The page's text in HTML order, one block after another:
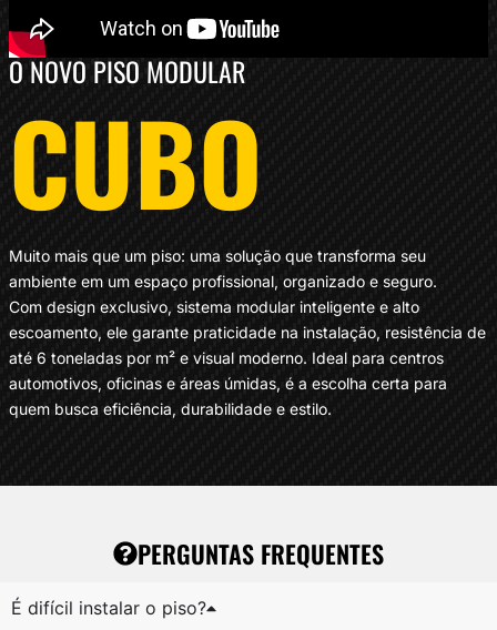
O NOVO PISO MODULAR
CUBO
Muito mais que um piso: uma solução que transforma seu
ambiente em um espaço profissional, organizado e seguro.
Com design exclusivo, sistema modular inteligente e alto
escoamento, ele garante praticidade na instalação, resistência de
até 6 toneladas por m² e visual moderno. Ideal para centros
automotivos, oficinas e áreas úmidas, é a escolha certa para
quem busca eficiência, durabilidade e estilo.
PERGUNTAS FREQUENTES
É difícil instalar o piso?